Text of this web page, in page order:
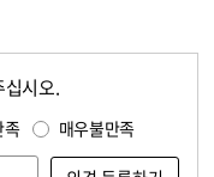
십시오.
족 매우불만족